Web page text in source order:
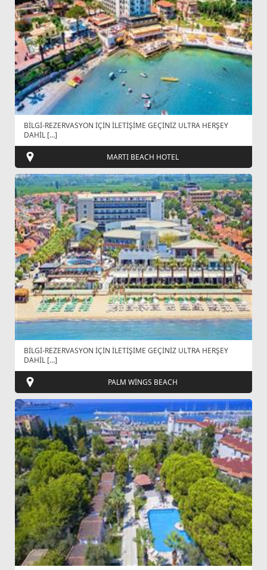
BİLGİ-REZERVASYON İÇİN İLETİŞİME GEÇİNİZ ULTRA HERŞEY
DAHİL […]
MARTI BEACH HOTEL
BİLGİ-REZERVASYON İÇİN İLETİŞİME GEÇİNİZ ULTRA HERŞEY
DAHİL […]
PALM WİNGS BEACH